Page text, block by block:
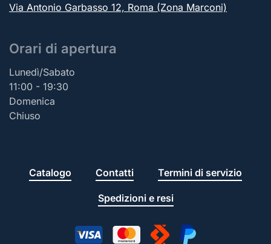
Via Antonio Garbasso 12, Roma (Zona Marconi)
Orari di apertura
Lunedì/Sabato
11:00 - 19:30
Domenica
Chiuso
Catalogo Contatti Termini di servizio
Spedizioni e resi